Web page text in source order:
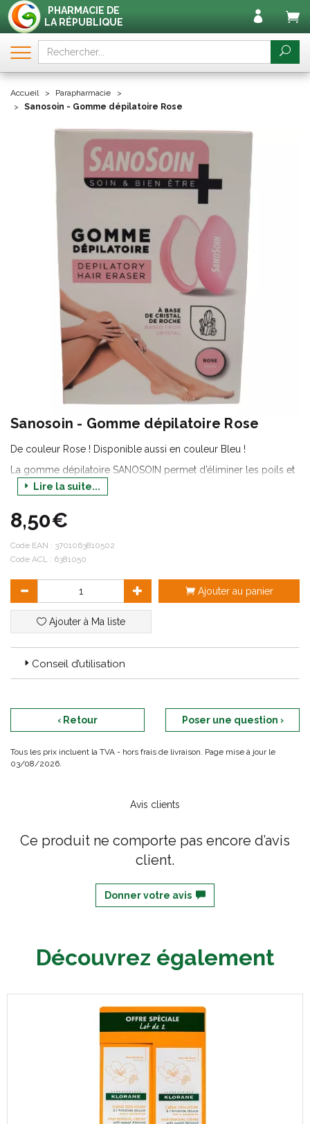
PHARMACIE DE
LA RÉPUBLIQUE
Accueil
Parapharmacie
Sanosoin - Gomme dépilatoire Rose
Sanosoin - Gomme dépilatoire Rose
De couleur Rose ! Disponible aussi en couleur Bleu !
La gomme dépilatoire SANOSOIN permet d’éliminer les poils et
les cellules mortes en douceur et sans douleur, pour une peau
douce et exfoliée. Pratique et facile d’utilisation, sa forme permet
une prise en main simple et efficace.
Fabriquée à base de cristal de roche, les poils sont retirés grâce
au principe de dermabrasion.
Adaptée à tous les types de peaux.
Lire la suite...
8,50€
Code EAN : 3701063810502
Code ACL : 6381050
Ajouter au panier
Ajouter à Ma liste
Conseil d’utilisation
‹ Retour Poser une question ›
Tous les prix incluent la TVA - hors frais de livraison. Page mise à jour le
03/08/2026.
Avis clients
Ce produit ne comporte pas encore d’avis
client.
Donner votre avis
Découvrez également